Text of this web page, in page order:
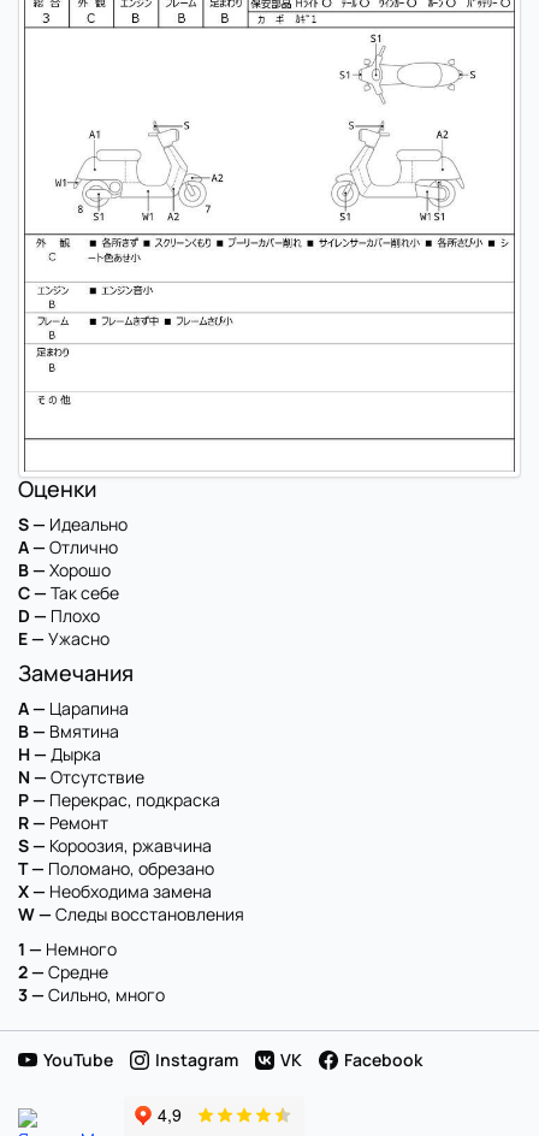
Оценки
S — Идеально
A — Отлично
B — Хорошо
C — Так себе
D — Плохо
E — Ужасно
Замечания
A — Царапина
B — Вмятина
H — Дырка
N — Отсутствие
P — Перекрас, подкраска
R — Ремонт
S — Короозия, ржавчина
T — Поломано, обрезано
X — Необходима замена
W — Следы восстановления
1 — Немного
2 — Средне
3 — Сильно, много
YouTube Instagram VK Facebook